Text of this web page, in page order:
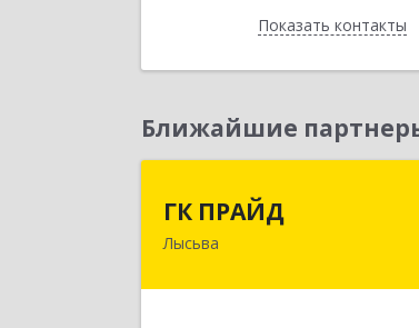
Показать контакты
Назад
Ближайшие
ГК ПРАЙД
Лысьва618909, Пермский край,